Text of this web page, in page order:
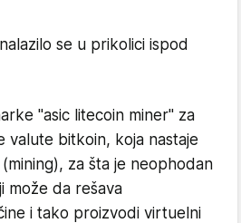
se u prikolici ispod
"asic litecoin miner" za
valute bitkoin, koja nastaje
za šta je neophodan
može da rešava
i tako proizvodi virtuelni